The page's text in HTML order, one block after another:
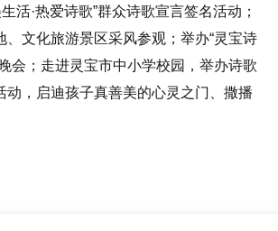
活·热爱诗歌”群众诗歌宣言签名活动；
、文化旅游景区采风参观；举办“灵宝诗
会；走进灵宝市中小学校园，举办诗歌
动，启迪孩子真善美的心灵之门、撒播